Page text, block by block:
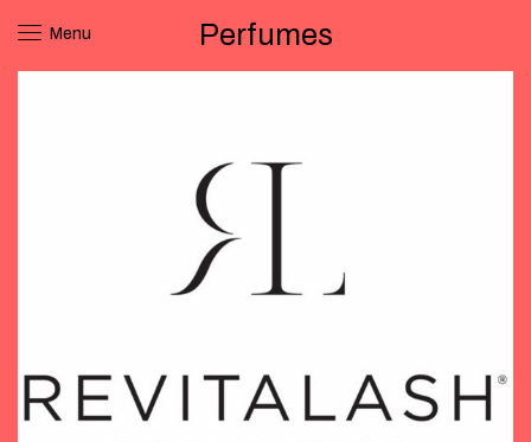
Menu Perfumes